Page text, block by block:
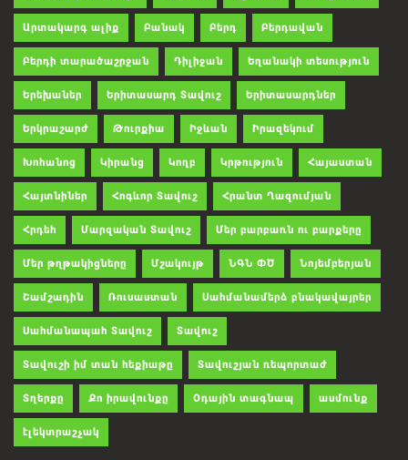
Արտակարգ ալիք Բանակ Բերդ Բերդավան
Բերդի տարածաշրջան Դիլիջան Եղանակի տեսություն
Երեխաներ Երիտասարդ Տավուշ Երիտասարդներ
Երկրաշարժ Թուրքիա Իջևան Իրազեկում
Խոհանոց Կիրանց Կողբ Կրթություն Հայաստան
Հայտնիներ Հոգևոր Տավուշ Հրանտ Ղազումյան
Հրդեհ Մարզական Տավուշ Մեր բարբառն ու բարքերը
Մեր թղթակիցները Մշակույթ ՆԳՆ ՓԾ Նոյեմբերյան
Շամշադին Ռուսաստան Սահմանամերձ բնակավայրեր
Սահմանապահ Տավուշ Տավուշ
Տավուշի իմ տան հեքիաթը Տավուշյան ռեպորտաժ
Տղերքը Քո իրավունքը Օդային տագնապ ասմունք
էլեկտրաշչակ